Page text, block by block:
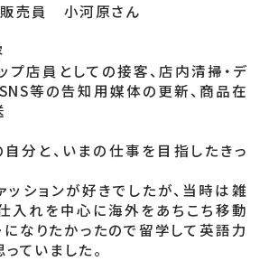
販売員 小河原さん
プ店員としての接客、店内清掃・デ
SNS等の告知用媒体の更新、商品在
自分と、いまの仕事を目指したきっ
ッションが好きでしたが、当時は雑
入れを中心に海外をあちこち移動
になりたかったので留学して英語力
ていました。